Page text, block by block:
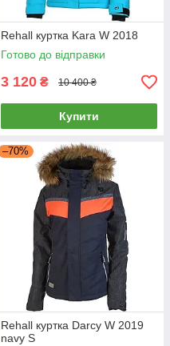
Rehall куртка Kara W 2018
Готово до відправки
3 120 ₴ 10 400 ₴
Купити
–70%
Rehall куртка Darcy W 2019
navy S